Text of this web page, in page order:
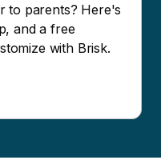
to parents? Here's
and a free
with Brisk.